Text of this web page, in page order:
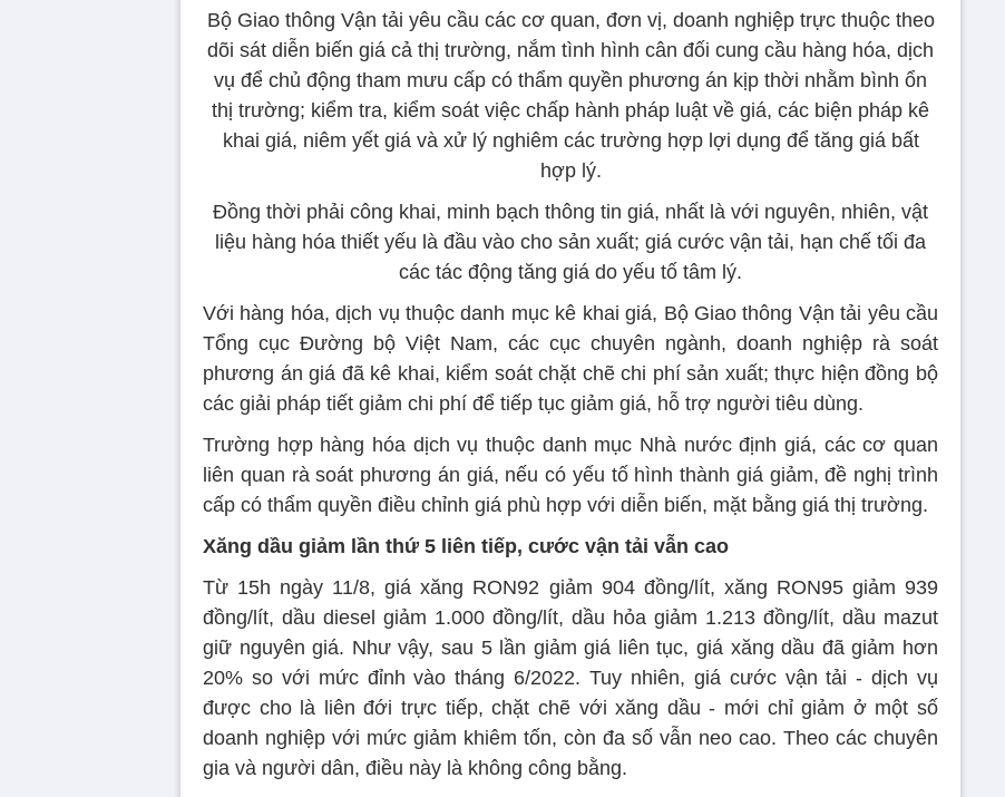
Bộ Giao thông Vận tải yêu cầu các cơ quan, đơn vị, doanh nghiệp trực thuộc theo
dõi sát diễn biến giá cả thị trường, nắm tình hình cân đối cung cầu hàng hóa, dịch
vụ để chủ động tham mưu cấp có thẩm quyền phương án kịp thời nhằm bình ổn
thị trường; kiểm tra, kiểm soát việc chấp hành pháp luật về giá, các biện pháp kê
khai giá, niêm yết giá và xử lý nghiêm các trường hợp lợi dụng để tăng giá bất
hợp lý.
Đồng thời phải công khai, minh bạch thông tin giá, nhất là với nguyên, nhiên, vật
liệu hàng hóa thiết yếu là đầu vào cho sản xuất; giá cước vận tải, hạn chế tối đa
các tác động tăng giá do yếu tố tâm lý.
Với hàng hóa, dịch vụ thuộc danh mục kê khai giá, Bộ Giao thông Vận tải yêu cầu
Tổng cục Đường bộ Việt Nam, các cục chuyên ngành, doanh nghiệp rà soát
phương án giá đã kê khai, kiểm soát chặt chẽ chi phí sản xuất; thực hiện đồng bộ
các giải pháp tiết giảm chi phí để tiếp tục giảm giá, hỗ trợ người tiêu dùng.
Trường hợp hàng hóa dịch vụ thuộc danh mục Nhà nước định giá, các cơ quan
liên quan rà soát phương án giá, nếu có yếu tố hình thành giá giảm, đề nghị trình
cấp có thẩm quyền điều chỉnh giá phù hợp với diễn biến, mặt bằng giá thị trường.
Xăng dầu giảm lần thứ 5 liên tiếp, cước vận tải vẫn cao
Từ 15h ngày 11/8, giá xăng RON92 giảm 904 đồng/lít, xăng RON95 giảm 939
đồng/lít, dầu diesel giảm 1.000 đồng/lít, dầu hỏa giảm 1.213 đồng/lít, dầu mazut
giữ nguyên giá. Như vậy, sau 5 lần giảm giá liên tục, giá xăng dầu đã giảm hơn
20% so với mức đỉnh vào tháng 6/2022. Tuy nhiên, giá cước vận tải - dịch vụ
được cho là liên đới trực tiếp, chặt chẽ với xăng dầu - mới chỉ giảm ở một số
doanh nghiệp với mức giảm khiêm tốn, còn đa số vẫn neo cao. Theo các chuyên
gia và người dân, điều này là không công bằng.